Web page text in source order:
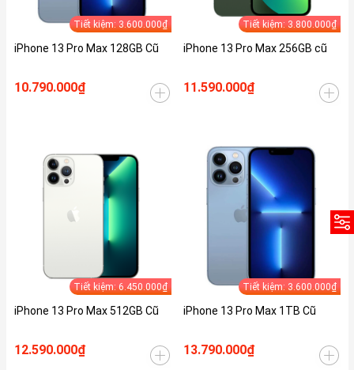
Tiết kiệm: 3.600.000₫
iPhone 13 Pro Max 128GB Cũ
10.790.000₫
Tiết kiệm: 3.800.000₫
iPhone 13 Pro Max 256GB cũ
11.590.000₫
Tiết kiệm: 6.450.000₫
iPhone 13 Pro Max 512GB Cũ
12.590.000₫
Tiết kiệm: 3.600.000₫
iPhone 13 Pro Max 1TB Cũ
13.790.000₫